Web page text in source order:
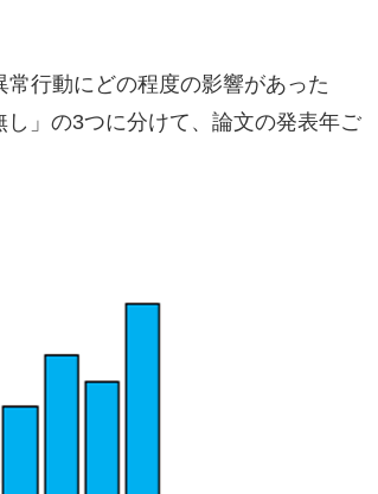
行動にどの程度の影響があった
」の3つに分けて、論文の発表年ご